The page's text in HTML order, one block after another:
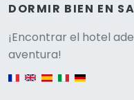
DORMIR BIEN EN
¡Encontrar el hotel
aventura!
English version